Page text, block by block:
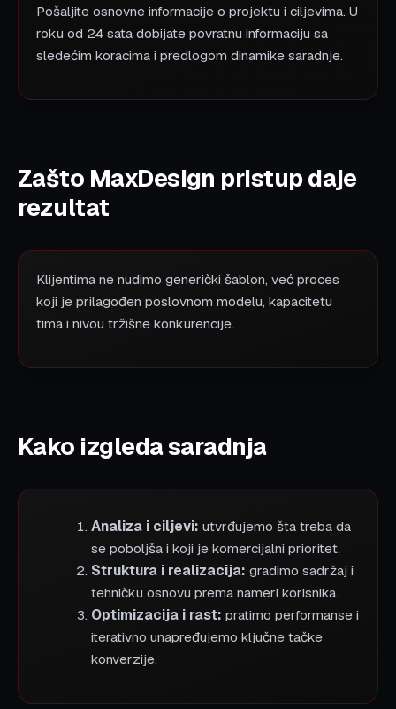
Pošaljite osnovne informacije o projektu i ciljevima. U
roku od 24 sata dobijate povratnu informaciju sa
sledećim koracima i predlogom dinamike saradnje.
Zašto MaxDesign pristup daje
rezultat
Klijentima ne nudimo generički šablon, već proces
koji je prilagođen poslovnom modelu, kapacitetu
tima i nivou tržišne konkurencije.
Kako izgleda saradnja
Analiza i ciljevi: utvrđujemo šta treba da
se poboljša i koji je komercijalni prioritet.
Struktura i realizacija: gradimo sadržaj i
tehničku osnovu prema nameri korisnika.
Optimizacija i rast: pratimo performanse i
iterativno unapređujemo ključne tačke
konverzije.